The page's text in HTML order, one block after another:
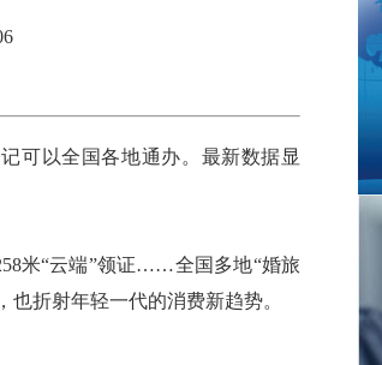
可以全国各地通办。最新数据显
米“云端”领证……全国多地“婚旅
折射年轻一代的消费新趋势。